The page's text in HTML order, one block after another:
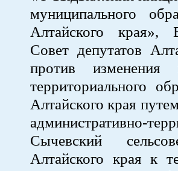
муниципального
Алтайского края»,
Совет депутатов
против изменения
территориального
Алтайского края
административно-
Сычевский
Алтайского края к